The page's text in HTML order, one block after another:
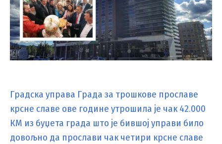
Градска управа Града за трошкове прославе
крсне славе ове године утрошила је чак 42.000
КМ из буџета града што је бившој управи било
довољно да прослави чак четири крсне славе